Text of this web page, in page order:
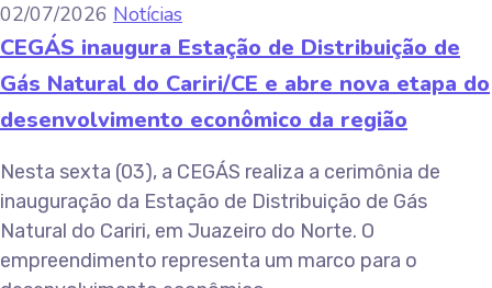
02/07/2026 Notícias
CEGÁS inaugura Estação de Distribuição de
Gás Natural do Cariri/CE e abre nova etapa do
desenvolvimento econômico da região
Nesta sexta (03), a CEGÁS realiza a cerimônia de
inauguração da Estação de Distribuição de Gás
Natural do Cariri, em Juazeiro do Norte. O
empreendimento representa um marco para o